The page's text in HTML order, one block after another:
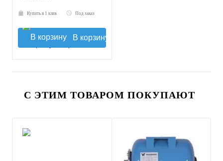
Купить в 1 клик Под заказ
В корзину
С ЭТИМ ТОВАРОМ ПОКУПАЮТ